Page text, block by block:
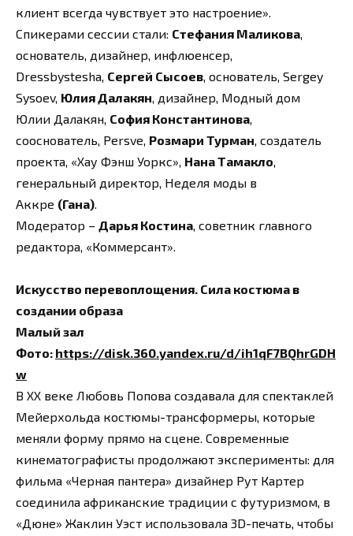
клиент всегда чувствует это настроение».
Спикерами сессии стали: Стефания Маликова,
основатель, дизайнер, инфлюенсер,
Dressbystesha, Сергей Сысоев, основатель, Sergey
Sysoev, Юлия Далакян, дизайнер, Модный дом
Юлии Далакян, София Константинова,
сооснователь, Persve, Розмари Турман, создатель
проекта, «Хау Фэнш Уоркс», Нана Тамакло,
генеральный директор, Неделя моды в
Аккре (Гана).
Модератор – Дарья Костина, советник главного
редактора, «Коммерсант».
Искусство перевоплощения. Сила костюма в
создании образа
Малый зал
Фото: https://disk.360.yandex.ru/d/ih1qF7BQhrGDH
w
В XX веке Любовь Попова создавала для спектаклей
Мейерхольда костюмы-трансформеры, которые
меняли форму прямо на сцене. Современные
кинематографисты продолжают эксперименты: для
фильма «Черная пантера» дизайнер Рут Картер
соединила африканские традиции с футуризмом, в
«Дюне» Жаклин Уэст использовала 3D-печать, чтобы